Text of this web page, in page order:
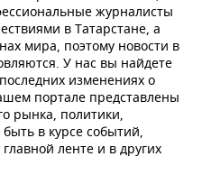
журналисты
в Татарстане, а
мира, поэтому новости в
У нас вы найдете
изменениях о
портале представлены
рынка, политики,
в курсе событий,
ленте и в других